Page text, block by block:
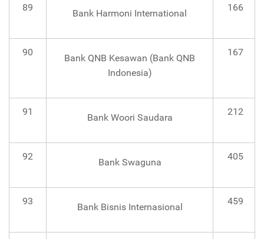
89
Bank Harmoni International
166
90
Bank QNB Kesawan (Bank QNB
Indonesia)
167
91
Bank Woori Saudara
212
92
Bank Swaguna
405
93
Bank Bisnis Internasional
459